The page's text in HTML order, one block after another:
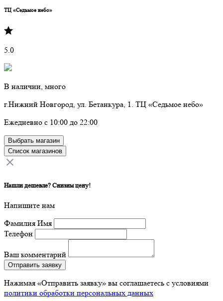
ТЦ «Седьмое небо»
5.0
В наличии, много
г.Нижний Новгород, ул. Бетанкура, 1. ТЦ «Седьмое небо»
Ежедневно с 10:00 до 22:00
Выбрать магазин
Список магазинов
Нашли дешевле? Снизим цену!
Напишите нам
Фамилия Имя
Телефон
Ваш комментарий
Отправить заявку
Нажимая «Отправить заявку» вы соглашаетесь с условиями
политики обработки персональных данных